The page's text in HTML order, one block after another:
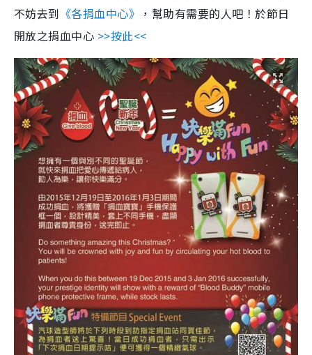
不妨去到 《各捐血中心》 ，幫助有需要的人吧！於節日
開放之捐血中心 >>按此<<